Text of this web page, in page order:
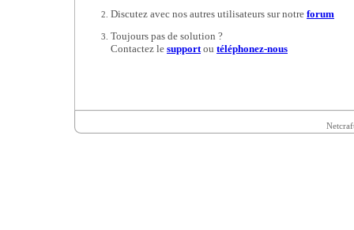
Discutez avec nos autres utilisateurs sur notre forum
Toujours pas de solution ?
Contactez le supportou téléphonez-nous